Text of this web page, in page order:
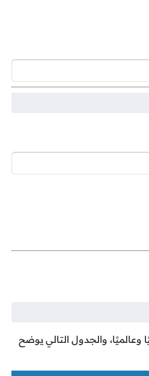
وعالميًا، والجدول التالي يوضح